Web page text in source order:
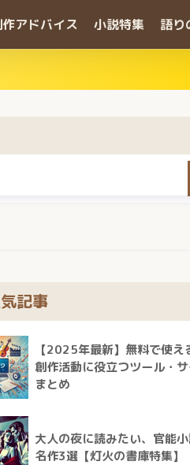
アドバイス 小説特集 語り
記事
【2025年最新】無料で使え
創作活動に役立つツール・
まとめ
大人の夜に読みたい、官能
名作3選【灯火の書庫特集】